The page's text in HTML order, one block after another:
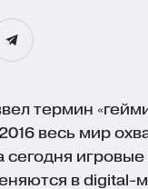
термин
весь мир
сегодня
в digital-